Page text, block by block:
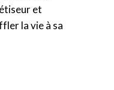
et
la vie à sa